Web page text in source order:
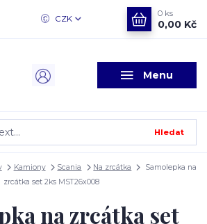
Menu
CZK
Hledat
0 ks
0,00 Kč
Kamiony Scania Na zrcátka
Samolepka na
zrcátka set 2ks MST26x008
na zrcátka set